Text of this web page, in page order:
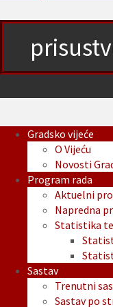
Gradsko vijeće
O Vijeću
Novosti
Program rada
Aktuelni
Napredna
Statistika
Sastav
Trenutni
Sastav po